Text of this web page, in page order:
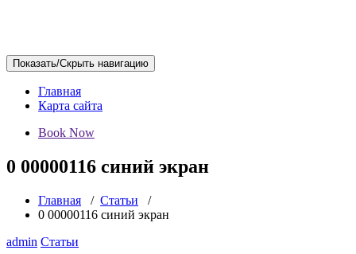
Показать/Скрыть навигацию
Главная
Карта сайта
Book Now
0 00000116 синий экран
Главная / Статьи /
0 00000116 синий экран
admin Статьи